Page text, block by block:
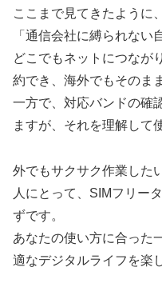
ここまで見てきたように
「通信会社に縛られない
どこでもネットにつなが
約でき、海外でもそのま
一方で、対応バンドの確
ますが、それを理解して
外でもサクサク作業した
人にとって、SIMフリー
ずです。
あなたの使い方に合った
適なデジタルライフを楽